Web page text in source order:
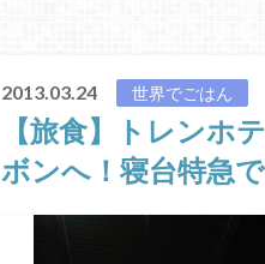
2013.03.24 世界でごはん
【旅食】トレンホ
ボンへ！寝台特急